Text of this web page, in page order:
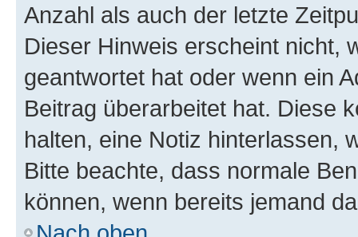
Anzahl als auch der letzte
Dieser Hinweis erscheint nicht,
geantwortet hat oder wenn ein
Beitrag überarbeitet hat. Diese
halten, eine Notiz hinterlassen,
Bitte beachte, dass normale
können, wenn bereits jemand